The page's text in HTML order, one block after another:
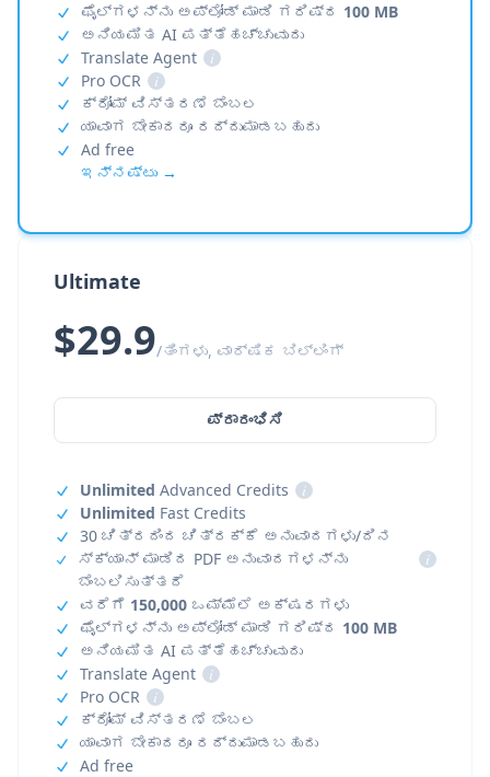
ಫೈಲ್‌ಗಳನ್ನು ಅಪ್‌ಲೋಡ್ ಮಾಡಿ ಗರಿಷ್ಠ 100 MB
ಅನಿಯಮಿತ AI ಪತ್ತೆಹಚ್ಚುವುದು
Translate Agent
i
Pro OCR
i
ಕ್ರೋಮ್ ವಿಸ್ತರಣೆ ಬೆಂಬಲ
ಯಾವಾಗ ಬೇಕಾದರೂ ರದ್ದುಮಾಡಬಹುದು
Ad free
ಇನ್ನಷ್ಟು →
Ultimate
$29.9/ತಿಂಗಳು, ವಾರ್ಷಿಕ ಬಿಲ್ಲಿಂಗ್
ಪ್ರಾರಂಭಿಸಿ
Unlimited Advanced Credits
i
Unlimited Fast Credits
30 ಚಿತ್ರದಿಂದ ಚಿತ್ರಕ್ಕೆ ಅನುವಾದಗಳು/ದಿನ
ಸ್ಕ್ಯಾನ್ ಮಾಡಿದ PDF ಅನುವಾದಗಳನ್ನು
ಬೆಂಬಲಿಸುತ್ತದೆ
i
ವರೆಗೆ 150,000 ಒಮ್ಮೆಲೆ ಅಕ್ಷರಗಳು
ಫೈಲ್‌ಗಳನ್ನು ಅಪ್‌ಲೋಡ್ ಮಾಡಿ ಗರಿಷ್ಠ 100 MB
ಅನಿಯಮಿತ AI ಪತ್ತೆಹಚ್ಚುವುದು
Translate Agent
i
Pro OCR
i
ಕ್ರೋಮ್ ವಿಸ್ತರಣೆ ಬೆಂಬಲ
ಯಾವಾಗ ಬೇಕಾದರೂ ರದ್ದುಮಾಡಬಹುದು
Ad free